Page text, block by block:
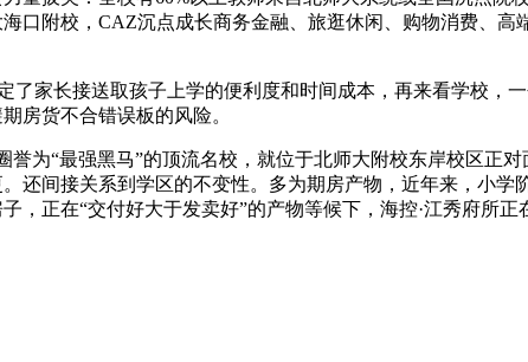
口附校，CAZ沉点成长商务金融、旅逛休闲、购物消费、
家长接送取孩子上学的便利度和时间成本，再来看学校，
房货不合错误板的风险。
“最强黑马”的顶流名校，就位于北师大附校东岸校区正对
还间接关系到学区的不变性。多为期房产物，近年来，小学
，正在“交付好大于发卖好”的产物等候下，海控·江秀府所